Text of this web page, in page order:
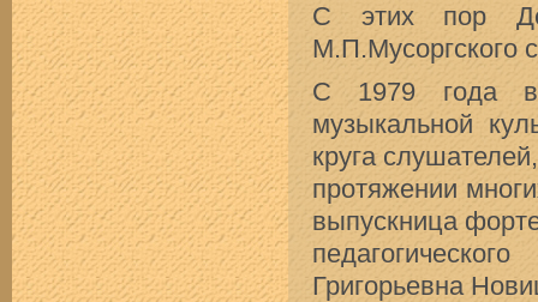
С этих пор
М.П.Мусоргского
С 1979 года в
музыкальной
круга
протяжении
выпускница
Григорьевна